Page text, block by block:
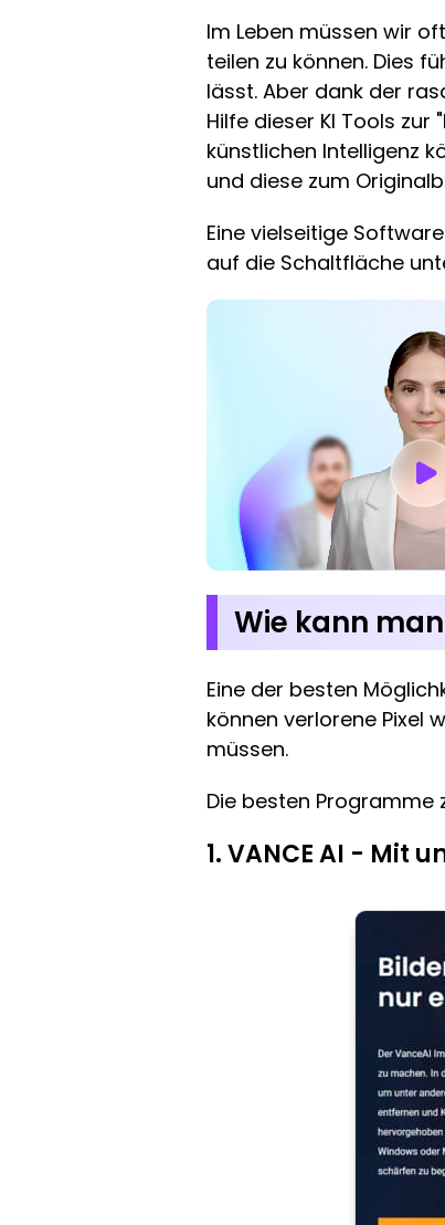
Im Leben müssen wir
teilen zu können. Dies
lässt. Aber dank der
Hilfe dieser KI Tools
künstlichen Intelligenz
und diese zum
Eine vielseitige
auf die Schaltfläche
Wie kann
Eine der besten
können verlorene Pixel
müssen.
Die besten Programme
1. VANCE AI - Mit